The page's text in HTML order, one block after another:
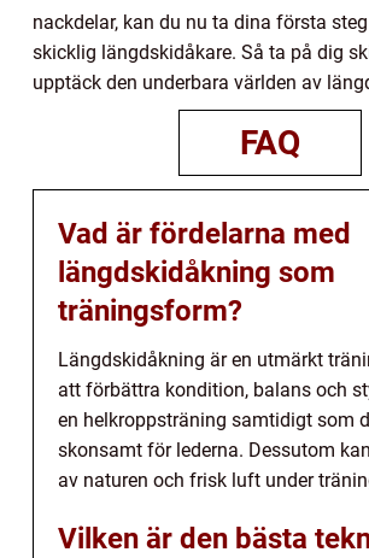
nackdelar, kan du nu ta dina första
skicklig längdskidåkare. Så ta på dig
upptäck den underbara världen av
FAQ
Vad är fördelarna med
längdskidåkning som
träningsform?
Längdskidåkning är en utmärkt
att förbättra kondition, balans och
en helkroppsträning samtidigt som
skonsamt för lederna. Dessutom
av naturen och frisk luft under
Vilken är den bästa